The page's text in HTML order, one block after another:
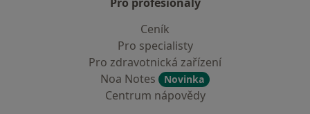
Ceník
Pro specialisty
Pro zdravotnická zařízení
Noa Notes
Novinka
Centrum nápovědy